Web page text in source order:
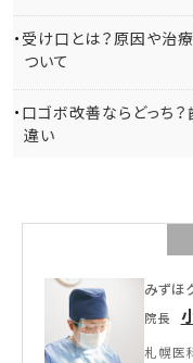
受け口とは？原因や治療
ついて
口ゴボ改善ならどっち？
違い
みずほ
院長
札幌医